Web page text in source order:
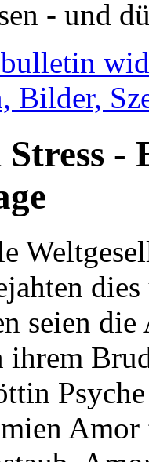
- und
Bilder,
-
seien